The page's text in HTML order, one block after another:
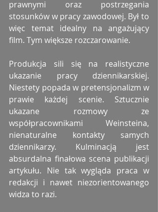
prawnymi oraz postrzegania
stosunków w pracy zawodowej. Był to
więc temat idealny na angażujący
film. Tym większe rozczarowanie.
Produkcja sili się na realistyczne
ukazanie pracy dziennikarskiej.
Niestety popada w pretensjonalizm w
prawie każdej scenie. Sztucznie
ukazane rozmowy ze
współpracownikami Weinsteina,
nienaturalne kontakty samych
dziennikarzy. Kulminacją jest
absurdalna finałowa scena publikacji
artykułu. Nie tak wygląda praca w
redakcji i nawet niezorientowanego
widza to razi.